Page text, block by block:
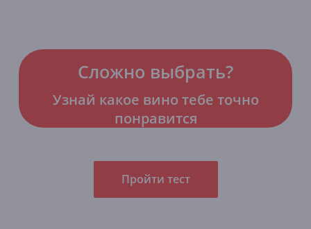
Сложно выбрать?
Узнай какое вино тебе точно
понравится
Пройти тест